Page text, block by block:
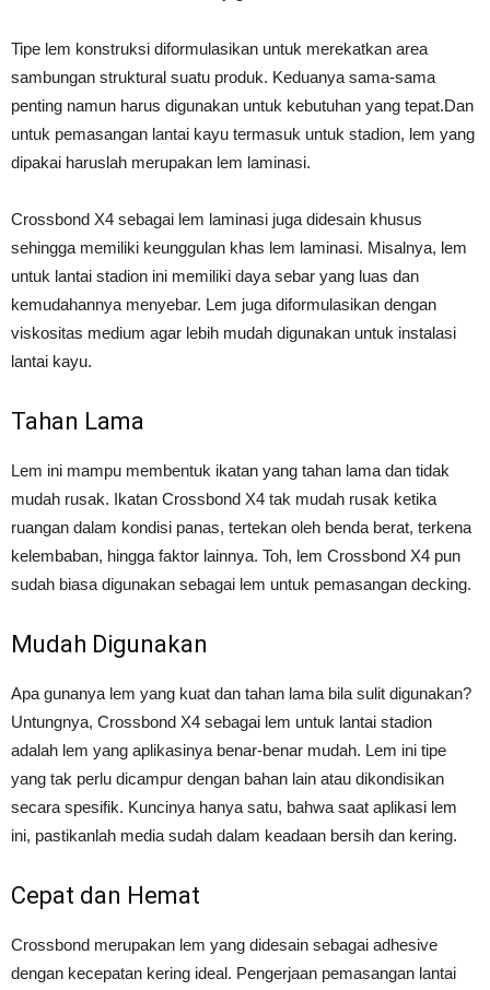
Tipe lem konstruksi diformulasikan untuk merekatkan area
sambungan struktural suatu produk. Keduanya sama-sama
penting namun harus digunakan untuk kebutuhan yang tepat.Dan
untuk pemasangan lantai kayu termasuk untuk stadion, lem yang
dipakai haruslah merupakan lem laminasi.
Crossbond X4 sebagai lem laminasi juga didesain khusus
sehingga memiliki keunggulan khas lem laminasi. Misalnya, lem
untuk lantai stadion ini memiliki daya sebar yang luas dan
kemudahannya menyebar. Lem juga diformulasikan dengan
viskositas medium agar lebih mudah digunakan untuk instalasi
lantai kayu.
Tahan Lama
Lem ini mampu membentuk ikatan yang tahan lama dan tidak
mudah rusak. Ikatan Crossbond X4 tak mudah rusak ketika
ruangan dalam kondisi panas, tertekan oleh benda berat, terkena
kelembaban, hingga faktor lainnya. Toh, lem Crossbond X4 pun
sudah biasa digunakan sebagai lem untuk pemasangan decking.
Mudah Digunakan
Apa gunanya lem yang kuat dan tahan lama bila sulit digunakan?
Untungnya, Crossbond X4 sebagai lem untuk lantai stadion
adalah lem yang aplikasinya benar-benar mudah. Lem ini tipe
yang tak perlu dicampur dengan bahan lain atau dikondisikan
secara spesifik. Kuncinya hanya satu, bahwa saat aplikasi lem
ini, pastikanlah media sudah dalam keadaan bersih dan kering.
Cepat dan Hemat
Crossbond merupakan lem yang didesain sebagai adhesive
dengan kecepatan kering ideal. Pengerjaan pemasangan lantai